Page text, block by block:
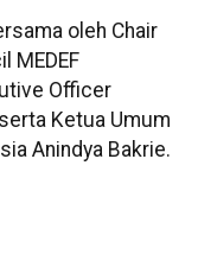
oleh Chair
MEDEF
Officer
Ketua Umum
Anindya Bakrie.